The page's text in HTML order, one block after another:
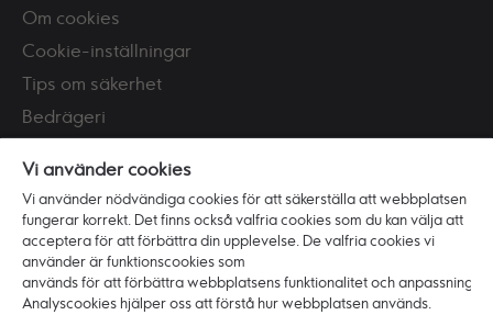
Om cookies
Cookie-inställningar
Tips om säkerhet
Bedrägeri
PSD2
Tillgänglighet
Vi är Ikano Bank
Om banken
Vi använder cookies
Vi använder nödvändiga cookies för att säkerställa att webbplatsen
fungerar korrekt. Det finns också valfria cookies som du kan välja att
acceptera för att förbättra din upplevelse. De valfria cookies vi
använder är funktionscookies som
används för att förbättra webbplatsens funktionalitet och anpassning.
Analyscookies hjälper oss att förstå hur webbplatsen används.